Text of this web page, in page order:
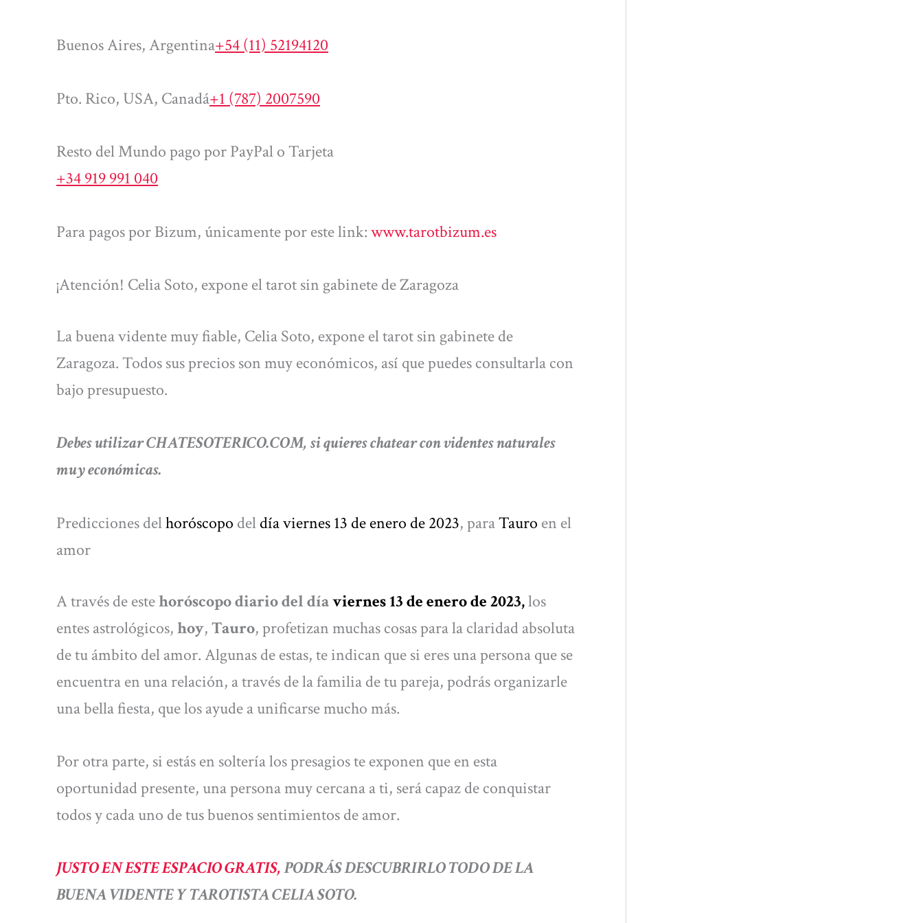
Buenos Aires, Argentina+54 (11) 52194120
Pto. Rico, USA, Canadá+1 (787) 2007590
Resto del Mundo pago por PayPal o Tarjeta
+34 919 991 040
Para pagos por Bizum, únicamente por este link:www.tarotbizum.es
¡Atención! Celia Soto, expone el tarot sin gabinete de Zaragoza
La buena vidente muy fiable, Celia Soto, expone el tarot sin gabinete de
Zaragoza. Todos sus precios son muy económicos, así que puedes consultarla con
bajo presupuesto.
Debes utilizar CHATESOTERICO.COM, si quieres chatear con videntes naturales
muy económicas.
Predicciones delhoróscopo deldía viernes 13 de enero de 2023, paraTauro en el
amor
A través de estehoróscopo diario del díaviernes 13 de enero de 2023,los
entes astrológicos,hoy,Tauro, profetizan muchas cosas para la claridad absoluta
de tu ámbito del amor. Algunas de estas, te indican que si eres una persona que se
encuentra en una relación, a través de la familia de tu pareja, podrás organizarle
una bella fiesta, que los ayude a unificarse mucho más.
Por otra parte, si estás en soltería los presagios te exponen que en esta
oportunidad presente, una persona muy cercana a ti, será capaz de conquistar
todos y cada uno de tus buenos sentimientos de amor.
JUSTO EN ESTE ESPACIO GRATIS,PODRÁS DESCUBRIRLO TODO DE LA
BUENA VIDENTE Y TAROTISTA CELIA SOTO.